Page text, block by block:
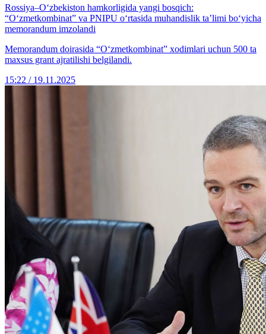
Rossiya–O‘zbekiston hamkorligida yangi bosqich:
“O‘zmetkombinat” va PNIPU o‘rtasida muhandislik ta’limi bo‘yicha
memorandum imzolandi
Memorandum doirasida “O‘zmetkombinat” xodimlari uchun 500 ta
maxsus grant ajratilishi belgilandi.
15:22 / 19.11.2025